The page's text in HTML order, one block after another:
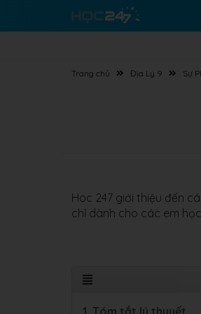
Trang chủ Địa Lý 9 Sự
Hoc 247 giới thiệu đến
chỉ dành cho các em
1. Tóm tắt lý thuyết